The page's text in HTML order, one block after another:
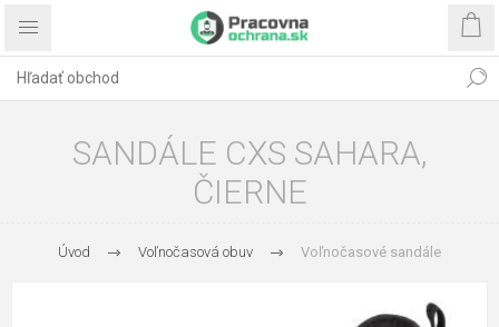
SANDÁLE CXS SAHARA,
ČIERNE
Úvod Voľnočasová obuv Voľnočasové sandále